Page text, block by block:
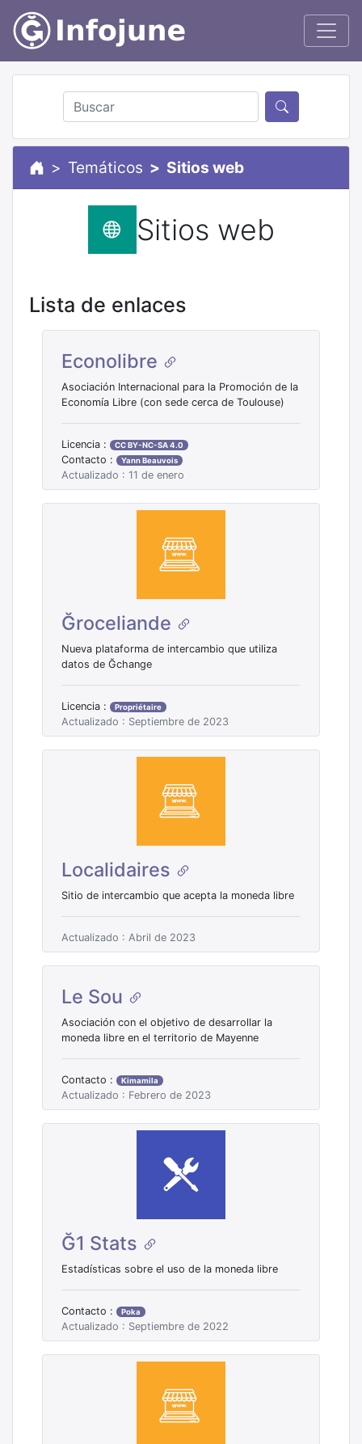
Temáticos Sitios web
Sitios web
Lista de enlaces
Econolibre
Asociación Internacional para la Promoción de la
Economía Libre (con sede cerca de Toulouse)
Licencia : CC BY-NC-SA 4.0
Contacto : Yann Beauvois
Actualizado : 11 de enero
Ğroceliande
Nueva plataforma de intercambio que utiliza
datos de Ğchange
Licencia : Propriétaire
Actualizado : Septiembre de 2023
Localidaires
Sitio de intercambio que acepta la moneda libre
Actualizado : Abril de 2023
Le Sou
Asociación con el objetivo de desarrollar la
moneda libre en el territorio de Mayenne
Contacto : Kimamila
Actualizado : Febrero de 2023
Ğ1 Stats
Estadísticas sobre el uso de la moneda libre
Contacto : Poka
Actualizado : Septiembre de 2022